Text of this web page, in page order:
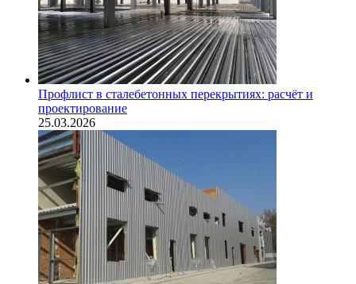
Профлист в сталебетонных перекрытиях: расчёт и
проектирование
25.03.2026